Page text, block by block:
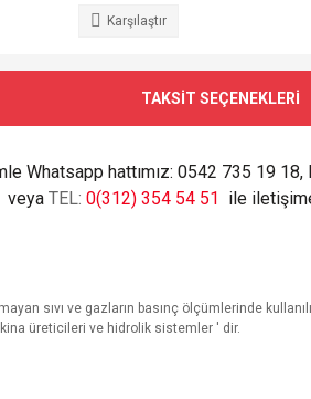
Karşılaştır
TAKSİT SEÇENEKLERİ
Whatsapp hattımız: 0542 735 19 18,
veya TEL: 0(312) 354 54 51 ile
sıvı ve gazların basınç ölçümlerinde
üreticileri ve hidrolik sistemler ' dir.